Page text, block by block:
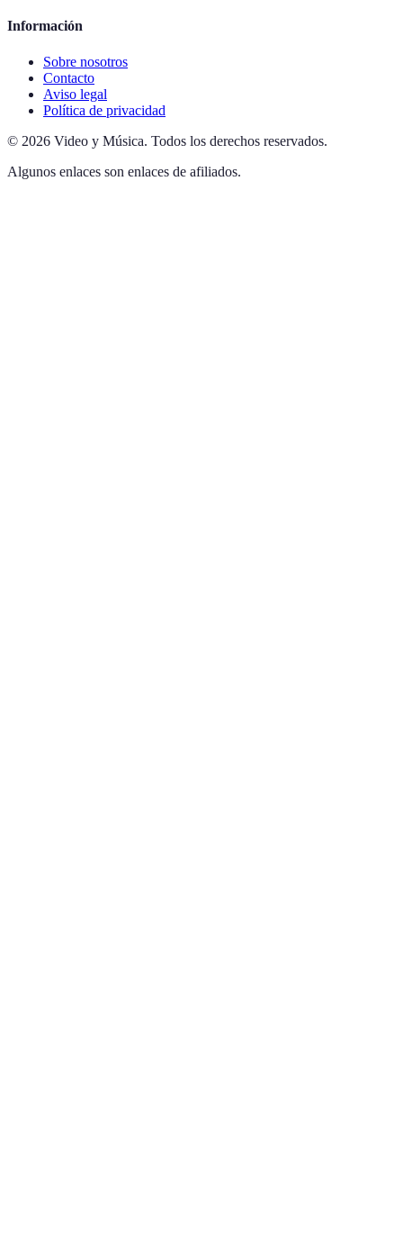
Información
Sobre nosotros
Contacto
Aviso legal
Política de privacidad
© 2026 Video y Música. Todos los derechos reservados.
Algunos enlaces son enlaces de afiliados.